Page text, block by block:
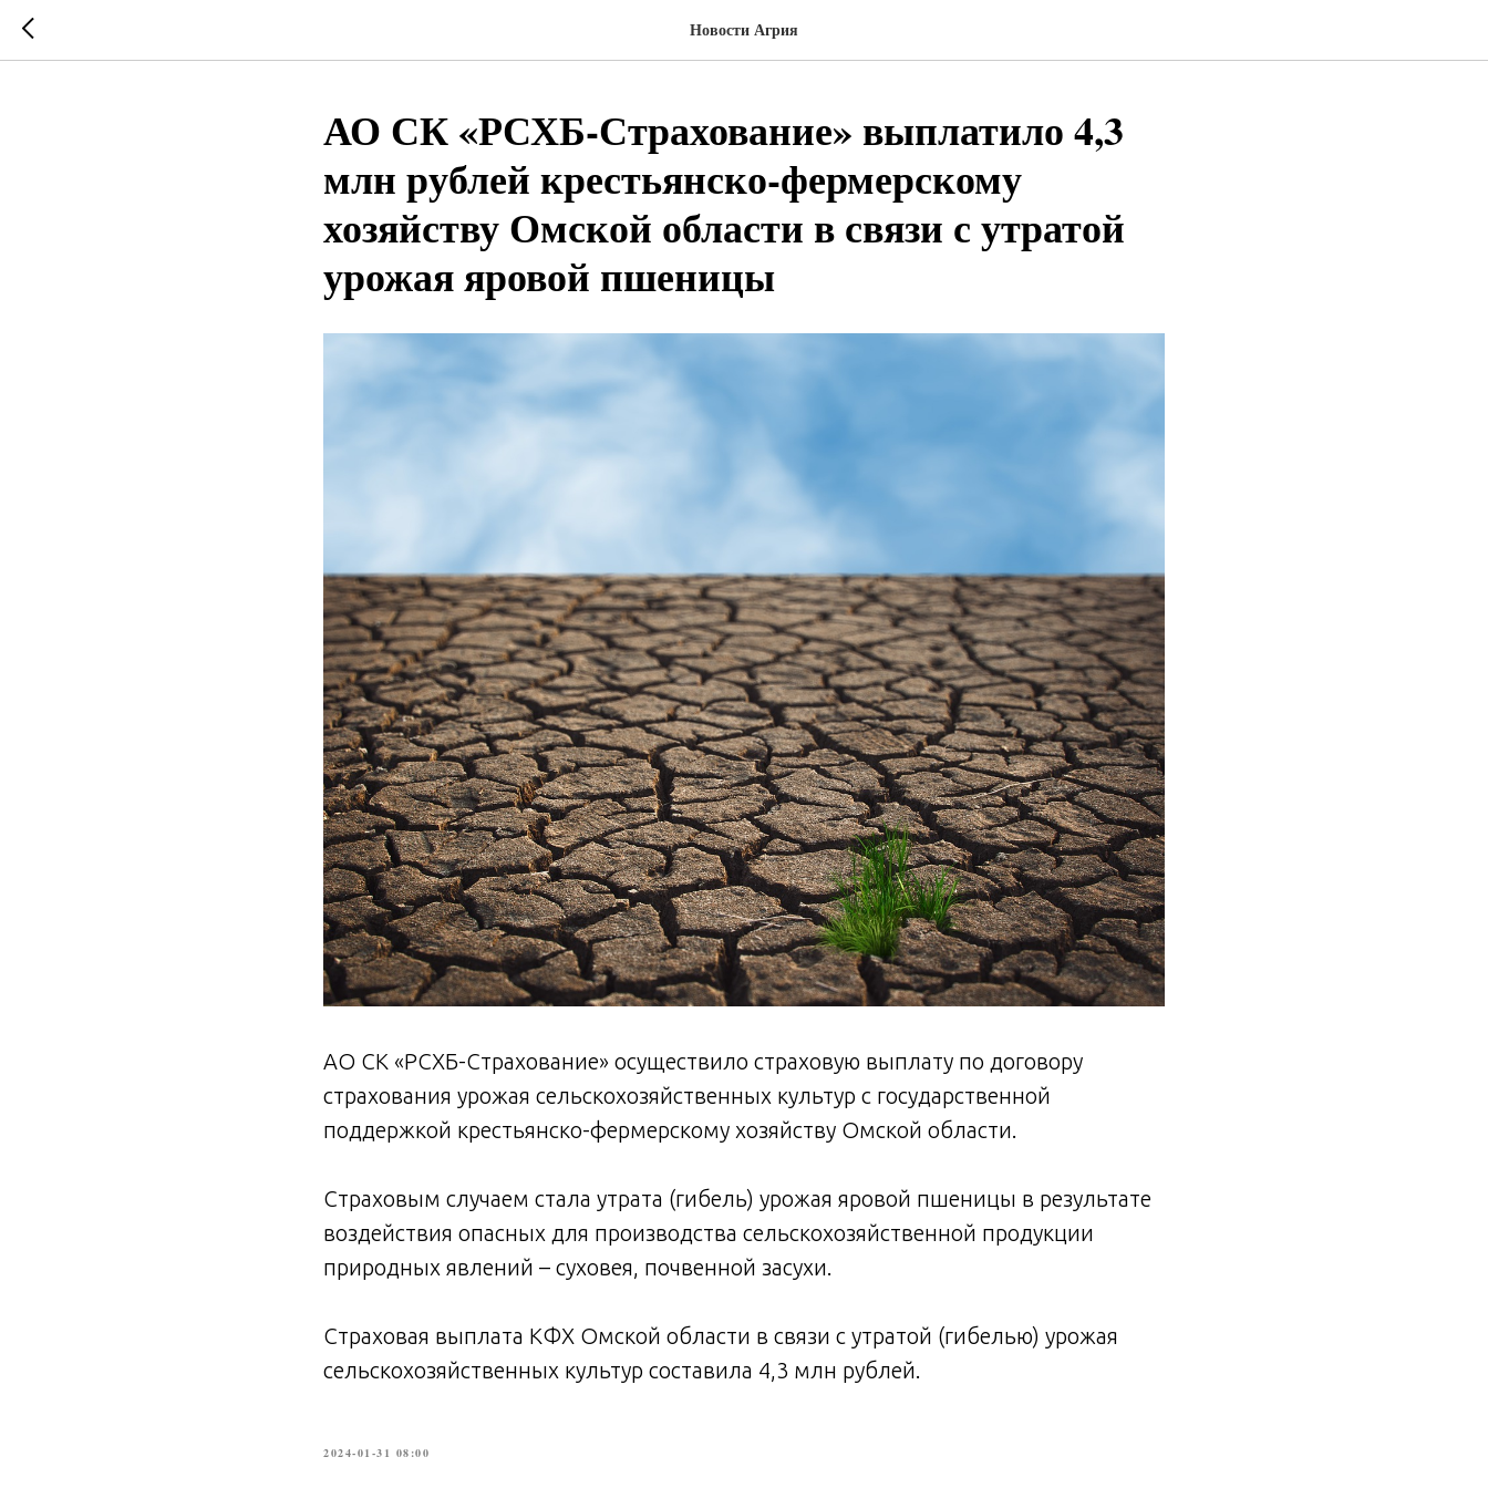
Новости Агрия
АО СК «РСХБ-Страхование» выплатило 4,3
млн рублей крестьянско-фермерскому
хозяйству Омской области в связи с утратой
урожая яровой пшеницы
АО СК «РСХБ-Страхование» осуществило страховую выплату по договору
страхования урожая сельскохозяйственных культур с государственной
поддержкой крестьянско-фермерскому хозяйству Омской области.
Страховым случаем стала утрата (гибель) урожая яровой пшеницы в результате
воздействия опасных для производства сельскохозяйственной продукции
природных явлений – суховея, почвенной засухи.
Страховая выплата КФХ Омской области в связи с утратой (гибелью) урожая
сельскохозяйственных культур составила 4,3 млн рублей.
2024-01-31 08:00